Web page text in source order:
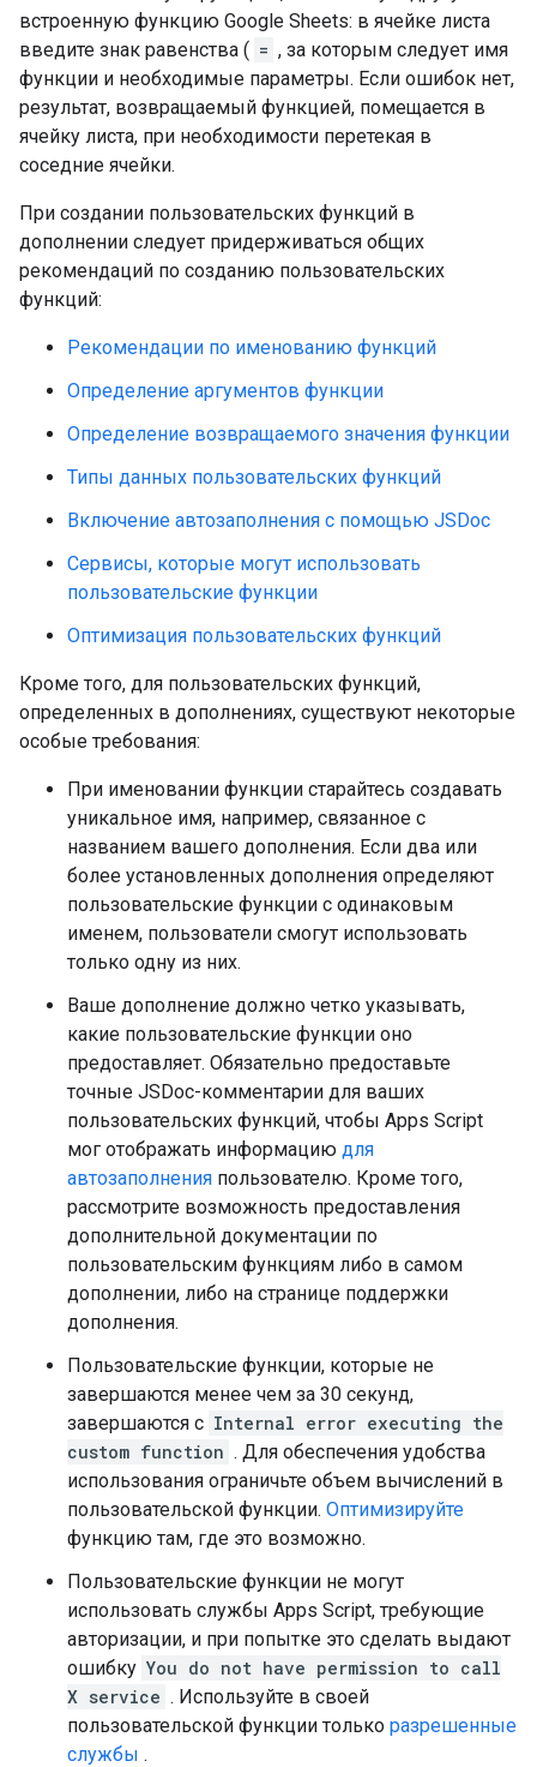
встроенную функцию Google Sheets: в ячейке листа
введите знак равенства ( = , за которым следует имя
функции и необходимые параметры. Если ошибок нет,
результат, возвращаемый функцией, помещается в
ячейку листа, при необходимости перетекая в
соседние ячейки.
При создании пользовательских функций в
дополнении следует придерживаться общих
рекомендаций по созданию пользовательских
функций:
Рекомендации по именованию функций
Определение аргументов функции
Определение возвращаемого значения функции
Типы данных пользовательских функций
Включение автозаполнения с помощью JSDoc
Сервисы, которые могут использовать
пользовательские функции
Оптимизация пользовательских функций
Кроме того, для пользовательских функций,
определенных в дополнениях, существуют некоторые
особые требования:
При именовании функции старайтесь создавать
уникальное имя, например, связанное с
названием вашего дополнения. Если два или
более установленных дополнения определяют
пользовательские функции с одинаковым
именем, пользователи смогут использовать
только одну из них.
Ваше дополнение должно четко указывать,
какие пользовательские функции оно
предоставляет. Обязательно предоставьте
точные JSDoc-комментарии для ваших
пользовательских функций, чтобы Apps Script
мог отображать информацию для
автозаполнения пользователю. Кроме того,
рассмотрите возможность предоставления
дополнительной документации по
пользовательским функциям либо в самом
дополнении, либо на странице поддержки
дополнения.
Пользовательские функции, которые не
завершаются менее чем за 30 секунд,
завершаются с Internal error executing the
custom function . Для обеспечения удобства
использования ограничьте объем вычислений в
пользовательской функции. Оптимизируйте
функцию там, где это возможно.
Пользовательские функции не могут
использовать службы Apps Script, требующие
авторизации, и при попытке это сделать выдают
ошибку You do not have permission to call
X service . Используйте в своей
пользовательской функции только разрешенные
службы .